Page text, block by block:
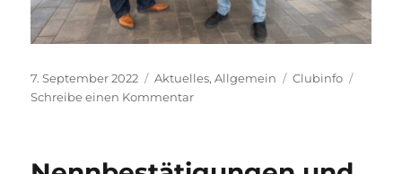
Veröffentlicht
am
7. September 2022 Kategorien
Aktuelles,Allgemein Schlagwörter
Clubinfo
Schreibe einen Kommentarzu